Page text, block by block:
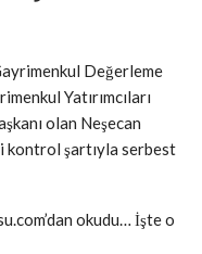
Değerleme
Yatırımcıları
olan Neşecan
kontrol şartıyla serbest
okudu… İşte o